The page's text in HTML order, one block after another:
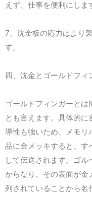
えず、仕事を便利にしま
7、沈金板の応力はより
す。
四、沈金とゴールドフィ
ゴールドフィンガーと
とも言えます。具体的
導性も強いため、メモリ
品に金メッキすると、す
して伝送されます。ゴ
からなり、その表面が金
列されていることから名